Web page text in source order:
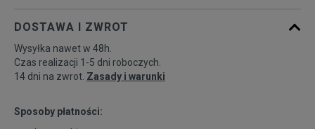
DOSTAWA I ZWROT
Wysyłka nawet w 48h.
Czas realizacji 1-5 dni roboczych.
14 dni na zwrot. Zasady i warunki
Sposoby płatności: